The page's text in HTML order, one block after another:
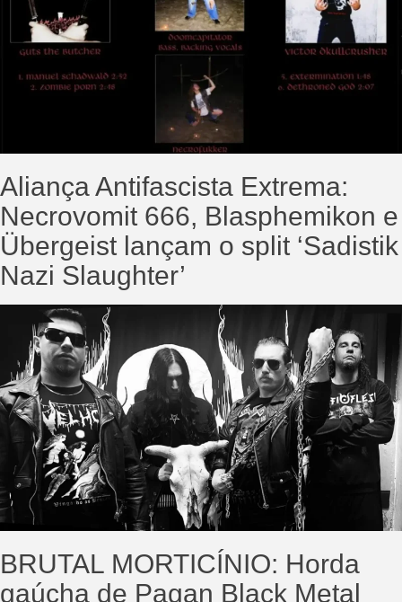
Aliança Antifascista Extrema:
Necrovomit 666, Blasphemikon e
Übergeist lançam o split ‘Sadistik
Nazi Slaughter’
BRUTAL MORTICÍNIO: Horda
gaúcha de Pagan Black Metal